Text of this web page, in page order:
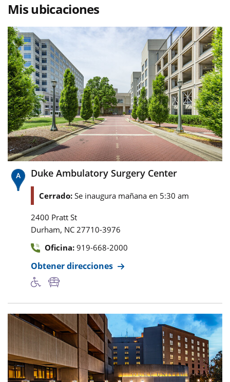
Mis ubicaciones
Duke Ambulatory Surgery Center
Cerrado: Se inaugura mañana en 5:30 am
2400 Pratt St
Durham, NC 27710-3976
Oficina: 919-668-2000
Obtener direcciones